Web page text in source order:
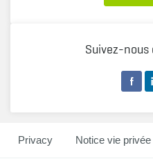
Suivez-
Privacy Notice vie privée